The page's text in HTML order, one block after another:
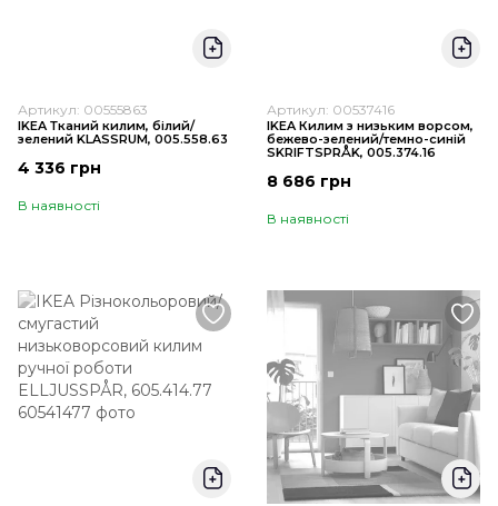
Артикул: 00555863
IKEA Тканий килим, білий/
зелений KLASSRUM, 005.558.63
4 336 грн
В наявності
Артикул: 00537416
IKEA Килим з низьким ворсом,
бежево-зелений/темно-синій
SKRIFTSPRÅK, 005.374.16
8 686 грн
В наявності